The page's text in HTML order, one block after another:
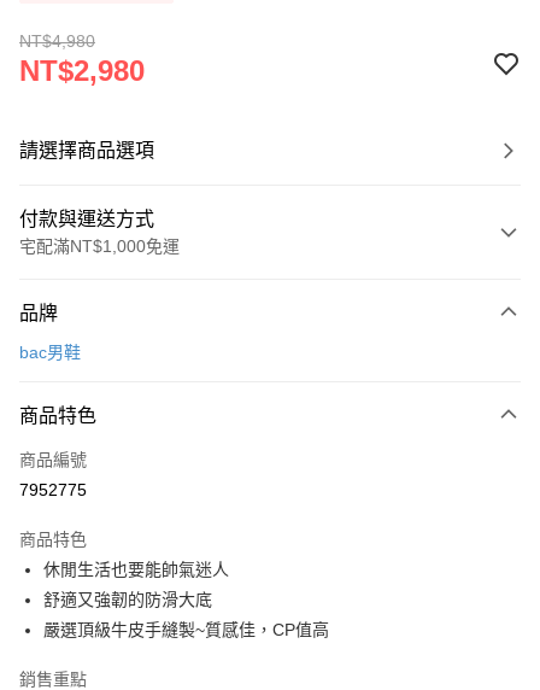
NT$4,980
NT$2,980
請選擇商品選項
付款與運送方式
宅配滿NT$1,000免運
信用卡一次付款
Apple Pay
街口支付
宅配
每筆NT$90，滿NT$1,000(含以上)免運費
品牌
bac男鞋
商品特色
商品編號
7952775
商品特色
休閒生活也要能帥氣迷人
舒適又強韌的防滑大底
嚴選頂級牛皮手縫製~質感佳，CP值高
銷售重點